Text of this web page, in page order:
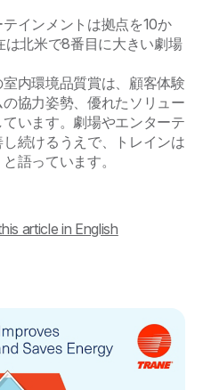
インメントは拠点を10か
北米で8番目に大きい劇場
内環境品質賞は、顧客体験
協力姿勢、優れたソリュー
います。劇場やエンターテ
続けるうえで、トレインは
語っています。
article in English